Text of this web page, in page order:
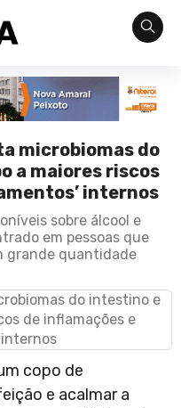
microbiomas do
a maiores riscos
internos
sobre álcool e
em pessoas que
grande quantidade
copo de
e acalmar a